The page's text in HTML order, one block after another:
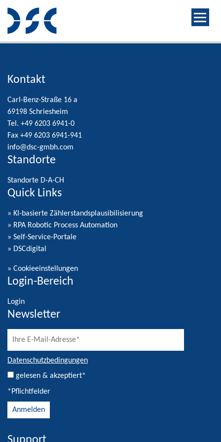
Kontakt
Carl-Benz-Straße 16 a
69198 Schriesheim
Tel. +49 6203 6941-0
Fax +49 6203 6941-941
info@dsc-gmbh.com
Standorte
Standorte D-A-CH
Quick Links
» KI-basierte Zählerstandsplausibilisierung
» RPA Robotic Process Automation
» Self-Service-Portale
» DSCdigital
» Cookieeinstellungen
Login-Bereich
Login
Newsletter
Datenschutzbedingungen
gelesen & akzeptiert*
*Pflichtfelder
Alternative: